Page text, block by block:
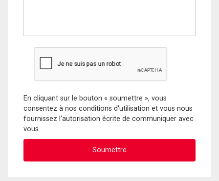
En cliquant sur le bouton « soumettre », vous
consentez à nos conditions d'utilisation et vous nous
fournissez l'autorisation écrite de communiquer avec
vous.